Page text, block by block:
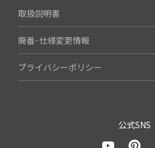
取扱説明書
廃番･仕様変更情報
プライバシーポリシー
公式SNS